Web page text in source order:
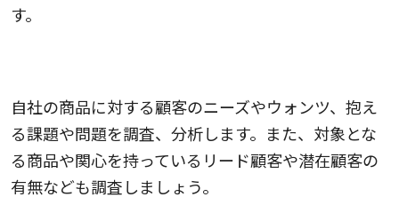
す。
自社の商品に対する顧客のニーズやウォンツ、抱え
る課題や問題を調査、分析します。また、対象とな
る商品や関心を持っているリード顧客や潜在顧客の
有無なども調査しましょう。